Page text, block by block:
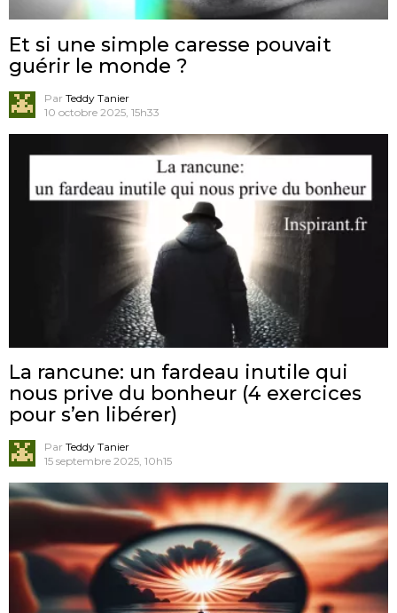
Et si une simple caresse pouvait
guérir le monde ?
Par Teddy Tanier
10 octobre 2025, 15h33
La rancune: un fardeau inutile qui
nous prive du bonheur (4 exercices
pour s’en libérer)
Par Teddy Tanier
15 septembre 2025, 10h15